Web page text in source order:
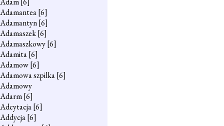
Adamantea[6]
Adamantyn[6]
Adamaszek[6]
Adamaszkowy[6]
Adamita[6]
Adamow[6]
Adamowa szpilka[6]
Adamowy
Adarm[6]
Adcytacja[6]
Addycja[6]